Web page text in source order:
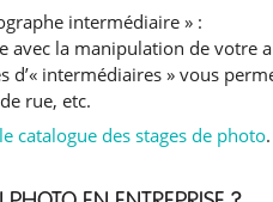
intermédiaire » :
avec la manipulation de
d’« intermédiaires » vous
rue, etc.
catalogue des stages de photo.